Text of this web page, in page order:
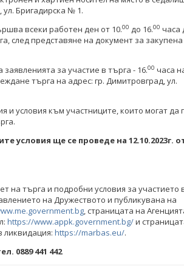
Министър Петкова: Ще защитим
интересите на миньорите
ВСИЧКИ ФОТОГАЛЕРИИ
Бригадирска № 1.
всеки работен ден от 10.00 до 16.00 часа
след представяне на документ за
за участие в търга - 16.00 часа
търга на адрес: гр. Димитровград, ул.
и условия към участниците, които могат да
условия ще се проведе на 12.10.2023г.
на търга и подробни условия за участието
на Дружеството и публикувана на
, страницата на
https://www.appk.government.bg/и
https://marbas.eu/.
0889 441 442